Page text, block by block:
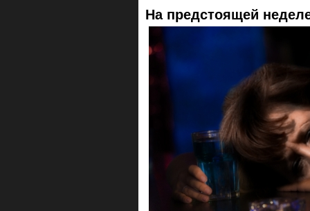
На предстоящей